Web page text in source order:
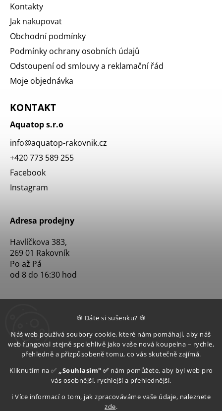
🍪 Dáte si sušenku? 🍪
Náš web používá soubory cookie, které nám pomáhají, aby náš
web fungoval stejně spolehlivě jako vaše nová koupelna – rychle,
přehledně a přizpůsobeně tomu, co vás skutečně zajímá.
Kliknutím na ✅ „Souhlasím" ✅ nám pomůžete, aby byl web pro
vás osobnější, rychlejší a přehlednější.
ℹ️ Více informací o tom, jak zpracováváme vaše údaje, naleznete
zde.
Kontakty
Jak nakupovat
Obchodní podmínky
Podmínky ochrany osobních údajů
Odstoupení od smlouvy a reklamační řád
Moje objednávka
KONTAKT
Aquatop s.r.o
info@aquatop-rakovnik.cz
+420 773 589 255
Facebook
Instagram
Adresa prodejny
Havlíčkova 383,
269 01 Rakovník
Po až Pá
od 8 do 16:30 hod